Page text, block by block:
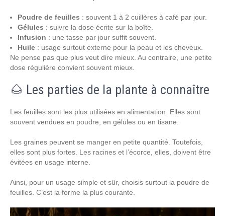
Poudre de feuilles : souvent 1 à 2 cuillères à café par jour.
Gélules : suivre la dose écrite sur la boîte.
Infusion : une tasse par jour suffit souvent.
Huile : usage surtout externe pour la peau et les cheveux.
Ne pense pas que plus veut dire mieux. Au contraire, une petite
dose régulière convient souvent mieux.
🌰 Les parties de la plante à connaître
Les feuilles sont les plus utilisées en alimentation. Elles sont
souvent vendues en poudre, en gélules ou en tisane.
Les graines peuvent se manger en petite quantité. Toutefois,
elles sont plus fortes. Les racines et l’écorce, elles, doivent être
évitées en usage interne.
Ainsi, pour un usage simple et sûr, choisis surtout la poudre de
feuilles. C’est la forme la plus courante.